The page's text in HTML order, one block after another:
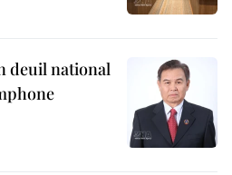
deuil national